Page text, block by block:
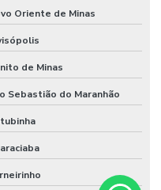
Oriente de Minas
de Minas
Sebastião do Maranhão